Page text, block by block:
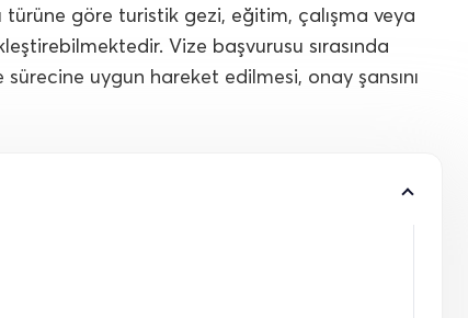
göre turistik gezi, eğitim, çalışma veya
Vize başvurusu sırasında
uygun hareket edilmesi, onay şansını